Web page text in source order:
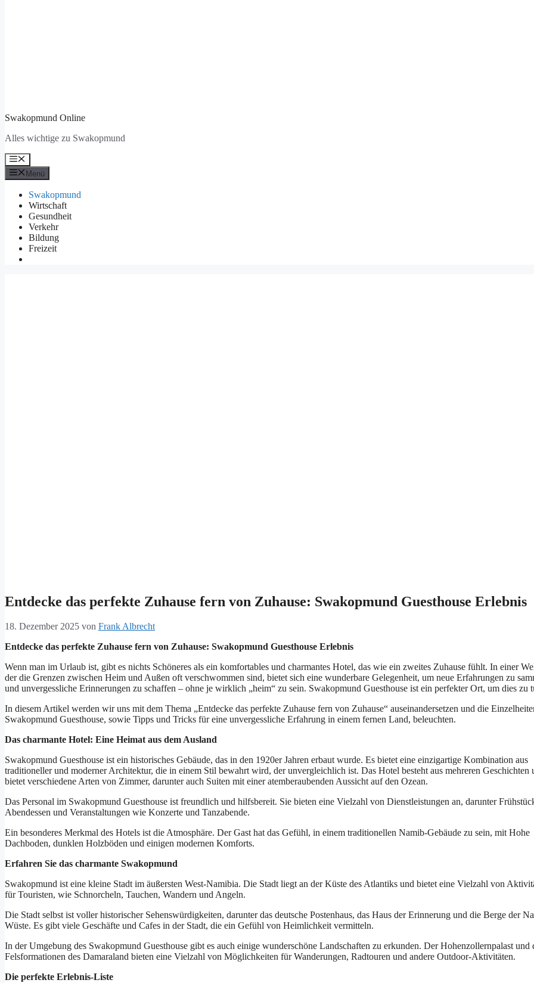
Swakopmund Online
Alles wichtige zu Swakopmund
Menü
Menü
Swakopmund
Wirtschaft
Gesundheit
Verkehr
Bildung
Freizeit
Entdecke das perfekte Zuhause fern von Zuhause: Swakopmund Guesthouse Erlebnis
18. Dezember 2025 von Frank Albrecht
Entdecke das perfekte Zuhause fern von Zuhause: Swakopmund Guesthouse Erlebnis
Wenn man im Urlaub ist, gibt es nichts Schöneres als ein komfortables und charmantes Hotel, das wie ein zweites Zuhause fühlt. In einer
der die Grenzen zwischen Heim und Außen oft verschwommen sind, bietet sich eine wunderbare Gelegenheit, um neue Erfahrungen zu
und unvergessliche Erinnerungen zu schaffen – ohne je wirklich „heim“ zu sein. Swakopmund Guesthouse ist ein perfekter Ort, um dies zu
In diesem Artikel werden wir uns mit dem Thema „Entdecke das perfekte Zuhause fern von Zuhause“ auseinandersetzen und die
Swakopmund Guesthouse, sowie Tipps und Tricks für eine unvergessliche Erfahrung in einem fernen Land, beleuchten.
Das charmante Hotel: Eine Heimat aus dem Ausland
Swakopmund Guesthouse ist ein historisches Gebäude, das in den 1920er Jahren erbaut wurde. Es bietet eine einzigartige Kombination aus
traditioneller und moderner Architektur, die in einem Stil bewahrt wird, der unvergleichlich ist. Das Hotel besteht aus mehreren Geschichten
bietet verschiedene Arten von Zimmer, darunter auch Suiten mit einer atemberaubenden Aussicht auf den Ozean.
Das Personal im Swakopmund Guesthouse ist freundlich und hilfsbereit. Sie bieten eine Vielzahl von Dienstleistungen an, darunter
Abendessen und Veranstaltungen wie Konzerte und Tanzabende.
Ein besonderes Merkmal des Hotels ist die Atmosphäre. Der Gast hat das Gefühl, in einem traditionellen Namib-Gebäude zu sein, mit Hohe
Dachboden, dunklen Holzböden und einigen modernen Komforts.
Erfahren Sie das charmante Swakopmund
Swakopmund ist eine kleine Stadt im äußersten West-Namibia. Die Stadt liegt an der Küste des Atlantiks und bietet eine Vielzahl von
für Touristen, wie Schnorcheln, Tauchen, Wandern und Angeln.
Die Stadt selbst ist voller historischer Sehenswürdigkeiten, darunter das deutsche Postenhaus, das Haus der Erinnerung und die Berge der
Wüste. Es gibt viele Geschäfte und Cafes in der Stadt, die ein Gefühl von Heimlichkeit vermitteln.
In der Umgebung des Swakopmund Guesthouse gibt es auch einige wunderschöne Landschaften zu erkunden. Der Hohenzollernpalast und
Felsformationen des Damaraland bieten eine Vielzahl von Möglichkeiten für Wanderungen, Radtouren und andere Outdoor-Aktivitäten.
Die perfekte Erlebnis-Liste